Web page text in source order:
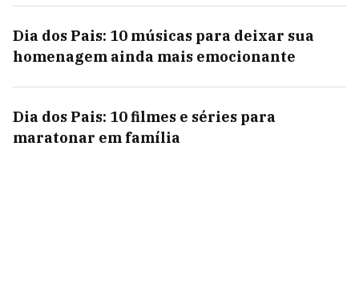
Dia dos Pais: 10 músicas para deixar sua
homenagem ainda mais emocionante
Dia dos Pais: 10 filmes e séries para
maratonar em família